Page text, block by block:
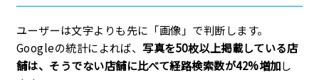
ユーザーは文字よりも先に「画像」で判断します。
Googleの統計によれば、 写真を50枚以上掲載している店
舗は、そうでない店舗に比べて経路検索数が42%増加し